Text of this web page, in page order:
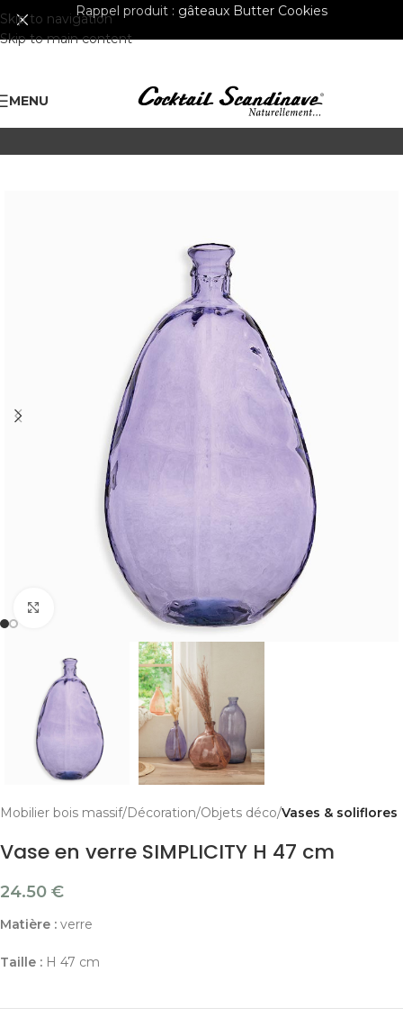
Skip to navigation
Skip to main content
Rappel produit : gâteaux Butter Cookies
MENU
Cliquer pour agrandir
Mobilier bois massif Décoration Objets déco Vases & soliflores
Vase en verre SIMPLICITY H 47 cm
24.50 €
Matière : verre
Taille : H 47 cm